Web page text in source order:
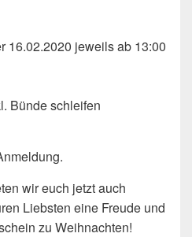
16.02.2020 jeweils ab 13:00
Bünde schleifen
wir euch jetzt auch
Liebsten eine Freude und
zu Weihnachten!